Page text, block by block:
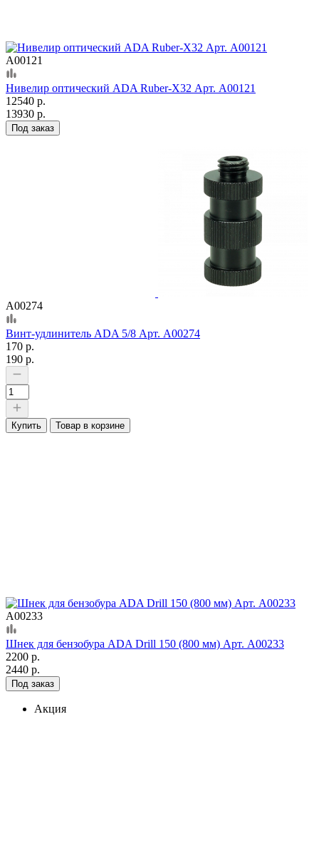
А00121
Нивелир оптический ADA Ruber-X32 Арт. А00121
12540 р.
13930 р.
Под заказ
А00274
Винт-удлинитель ADA 5/8 Арт. А00274
170 р.
190 р.
Купить Товар в корзине
А00233
Шнек для бензобура ADA Drill 150 (800 мм) Арт. А00233
2200 р.
2440 р.
Под заказ
Акция